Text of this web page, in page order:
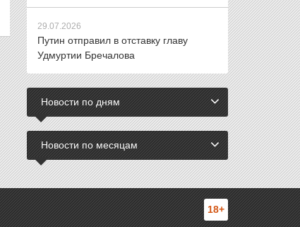
29.07.2026
Путин отправил в отставку главу
Удмуртии Бречалова
Новости по дням
Новости по месяцам
18+